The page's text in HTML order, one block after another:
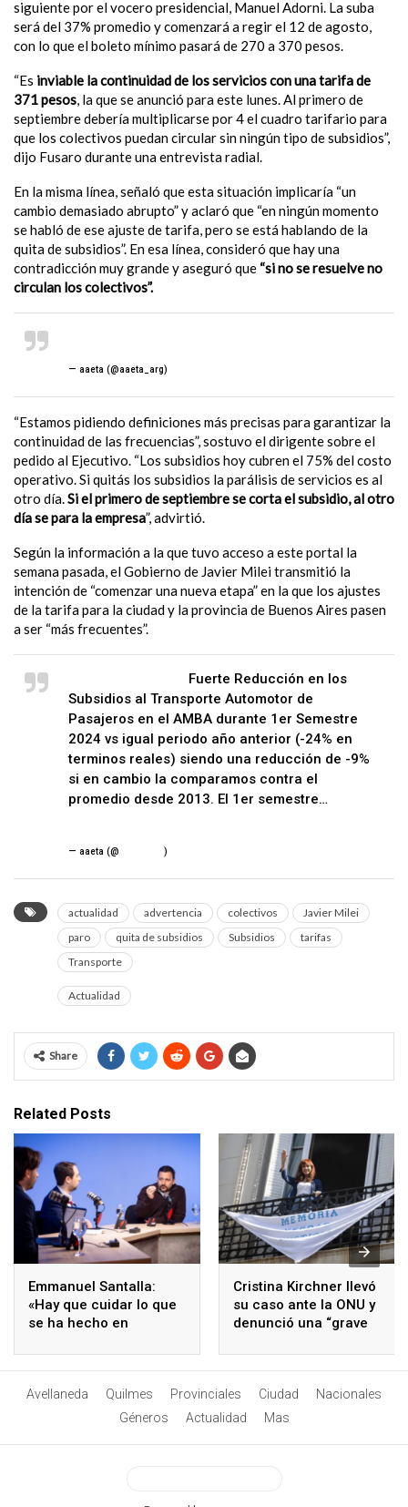
siguiente por el vocero presidencial, Manuel Adorni. La suba
será del 37% promedio y comenzará a regir el 12 de agosto,
con lo que el boleto mínimo pasará de 270 a 370 pesos.
“Es inviable la continuidad de los servicios con una tarifa de
371 pesos, la que se anunció para este lunes. Al primero de
septiembre debería multiplicarse por 4 el cuadro tarifario para
que los colectivos puedan circular sin ningún tipo de subsidios”,
dijo Fusaro durante una entrevista radial.
En la misma línea, señaló que esta situación implicaría “un
cambio demasiado abrupto” y aclaró que “en ningún momento
se habló de ese ajuste de tarifa, pero se está hablando de la
quita de subsidios”. En esa línea, consideró que hay una
contradicción muy grande y aseguró que “si no se resuelve no
circulan los colectivos”.
— aaeta (@aaeta_arg)
“Estamos pidiendo definiciones más precisas para garantizar la
continuidad de las frecuencias”, sostuvo el dirigente sobre el
pedido al Ejecutivo. “Los subsidios hoy cubren el 75% del costo
operativo. Si quitás los subsidios la parálisis de servicios es al
otro día.Si el primero de septiembre se corta el subsidio, al otro
día se para la empresa”, advirtió.
Según la información a la que tuvo acceso a este portal la
semana pasada, el Gobierno de Javier Milei transmitió la
intención de “comenzar una nueva etapa” en la que los ajustes
de la tarifa para la ciudad y la provincia de Buenos Aires pasen
a ser “más frecuentes”.
Fuerte Reducción en los
Subsidios al Transporte Automotor de
Pasajeros en el AMBA durante 1er Semestre
2024 vs igual periodo año anterior (-24% en
terminos reales) siendo una reducción de -9%
si en cambio la comparamos contra el
promedio desde 2013. El 1er semestre…
— aaeta (@ )
actualidad advertencia colectivos
Javier Milei
paro
quita de subsidios Subsidios
tarifas
Transporte
Actualidad
Share
Related Posts
Emmanuel Santalla:
«Hay que cuidar lo que
se ha hecho en
desafíos que vienen»
Cristina Kirchner llevó
su caso ante la ONU y
denunció una “grave
humanos”
Avellaneda Quilmes Provinciales Ciudad
Nacionales
Géneros
Actualidad Mas